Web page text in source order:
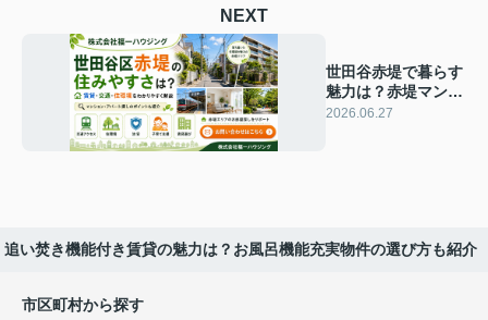
NEXT
世田谷赤堤で暮らす
魅力は？赤堤マンシ
ョンや賃貸選びのポ
2026.06.27
追い焚き機能付き賃貸の魅力は？お風呂機能充実物件の選び方も紹介
市区町村から探す